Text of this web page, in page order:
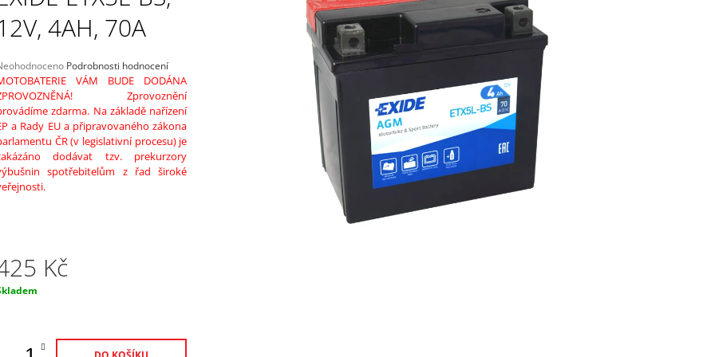
4AH, 70A
hvězdiček.
Podrobnosti hodnocení
VÁM BUDE DODÁNA
Zprovoznění
zdarma. Na základě nařízení
a Rady EU a připravovaného zákona
ČR (v legislativní procesu) je
dodávat tzv. prekurzory
spotřebitelům z řad široké
Kč
Kč
2 298 Kč